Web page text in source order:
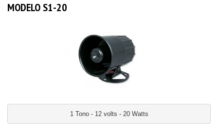
MODELO S1-20
1 Tono - 12 volts - 20 Watts